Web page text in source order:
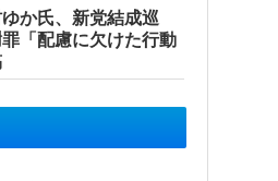
、UAE、イラン」
か氏、新党結成巡
「配慮に欠けた行動